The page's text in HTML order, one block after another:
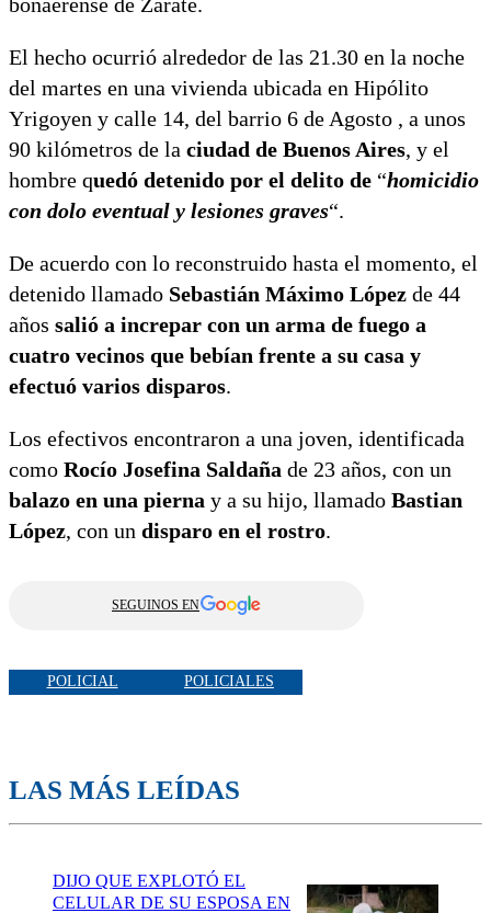
El hecho ocurrió alrededor de las 21.30 en la noche
del martes en una vivienda ubicada en Hipólito
Yrigoyen y calle 14, del barrio 6 de Agosto , a unos
90 kilómetros de la ciudad de Buenos Aires, y el
hombre quedó detenido por el delito de “homicidio
con dolo eventual y lesiones graves“.
De acuerdo con lo reconstruido hasta el momento, el
detenido llamado Sebastián Máximo López de 44
años salió a increpar con un arma de fuego a
cuatro vecinos que bebían frente a su casa y
efectuó varios disparos.
Los efectivos encontraron a una joven, identificada
como Rocío Josefina Saldaña de 23 años, con un
balazo en una pierna y a su hijo, llamado Bastian
López, con un disparo en el rostro.
SEGUINOS EN
POLICIAL POLICIALES
LAS MÁS LEÍDAS
DIJO QUE EXPLOTÓ EL
CELULAR DE SU ESPOSA EN